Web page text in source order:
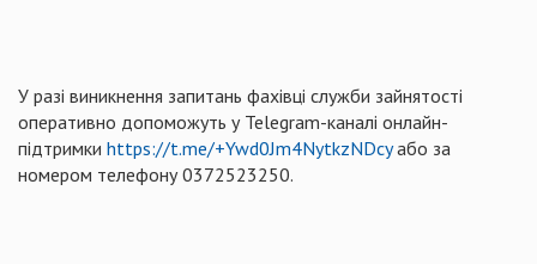
У разі виникнення запитань фахівці служби зайнятості
оперативно допоможуть у Telegram-каналі онлайн-
підтримки https://t.me/+Ywd0Jm4NytkzNDcyабо за
номером телефону 0372523250.